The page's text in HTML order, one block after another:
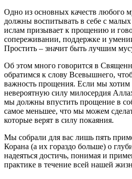
Одно из основных качеств любого
должны воспитывать в себе с
ислам призывает к прощению и
сопереживании, поддержке и
Простить – значит быть лучшим
Об этом много говорится в
обратимся к слову Всевышнего,
важность прощения. Если мы хотим
невероятную силу милосердия
мы должны впустить прощение в
самое меньшее, что мы можем
которые верят в силу покаяния.
Мы собрали для вас лишь пять
Корана (а их гораздо больше) о
надеяться достичь, понимая и
практике в течение всей нашей